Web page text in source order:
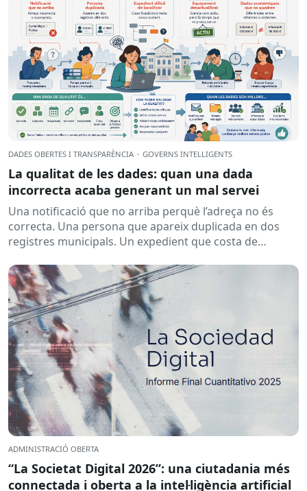
DADES OBERTES I TRANSPARÈNCIA · GOVERNS INTEL·LIGENTS
La qualitat de les dades: quan una dada
incorrecta acaba generant un mal servei
Una notificació que no arriba perquè l’adreça no és
correcta. Una persona que apareix duplicada en dos
registres municipals. Un expedient que costa de
ADMINISTRACIÓ OBERTA
“La Societat Digital 2026”: una ciutadania més
connectada i oberta a la intel·ligència artificial